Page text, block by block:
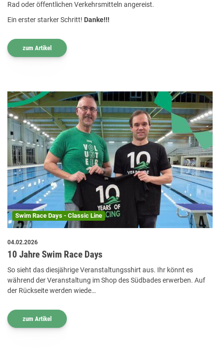
Rad oder öffentlichen Verkehrsmitteln angereist.
Ein erster starker Schritt! Danke!!!
zum Artikel
Swim Race Days - Classic Line
04.02.2026
10 Jahre Swim Race Days
So sieht das diesjährige Veranstaltungsshirt aus. Ihr könnt es
während der Veranstaltung im Shop des Südbades erwerben. Auf
der Rückseite werden wiede…
zum Artikel